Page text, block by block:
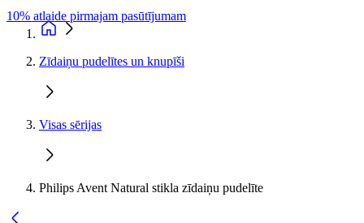
10% atlaide pirmajam pasūtījumam
Zīdaiņu pudelītes un knupīši
Visas sērijas
Philips Avent Natural stikla zīdaiņu pudelīte